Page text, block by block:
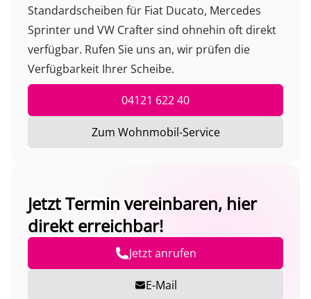
Standardscheiben für Fiat Ducato, Mercedes
Sprinter und VW Crafter sind ohnehin oft direkt
verfügbar. Rufen Sie uns an, wir prüfen die
Verfügbarkeit Ihrer Scheibe.
04121 622 40
Zum Wohnmobil-Service
Jetzt Termin vereinbaren, hier
direkt erreichbar!
Jetzt anrufen
E-Mail